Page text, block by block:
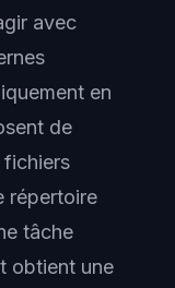
avec
en
de
répertoire
tâche
obtient une